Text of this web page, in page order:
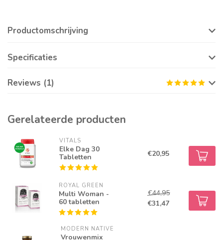
Productomschrijving
Specificaties
Reviews (1)
Gerelateerde producten
VITALS
Elke Dag 30
Tabletten
€20,95
ROYAL GREEN
Multi Woman -
60 tabletten
€44,95
€31,47
MODERN NATIVE
Vrouwenmix